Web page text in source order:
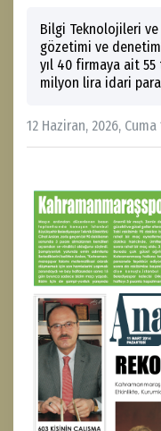
Bilgi Teknolojileri ve
gözetimi ve
yıl 40 firmaya ait 55
milyon lira idari
12 Haziran, 2026, Cuma